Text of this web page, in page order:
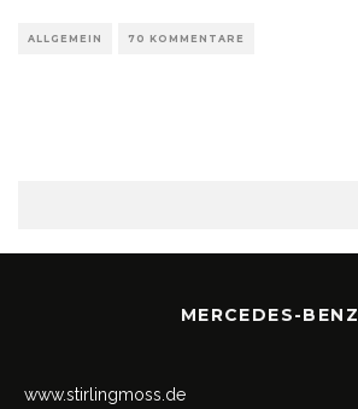
ALLGEMEIN 70 KOMMENTARE
MERCEDES-BENZ
www.stirlingmoss.de